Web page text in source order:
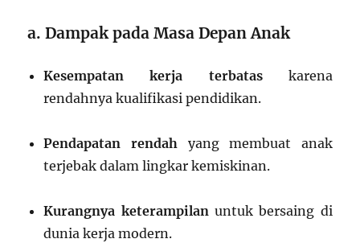
a. Dampak pada Masa Depan Anak
Kesempatan kerja terbataskarena
rendahnya kualifikasi pendidikan.
Pendapatan rendahyang membuat anak
terjebak dalam lingkar kemiskinan.
Kurangnya keterampilanuntuk bersaing di
dunia kerja modern.